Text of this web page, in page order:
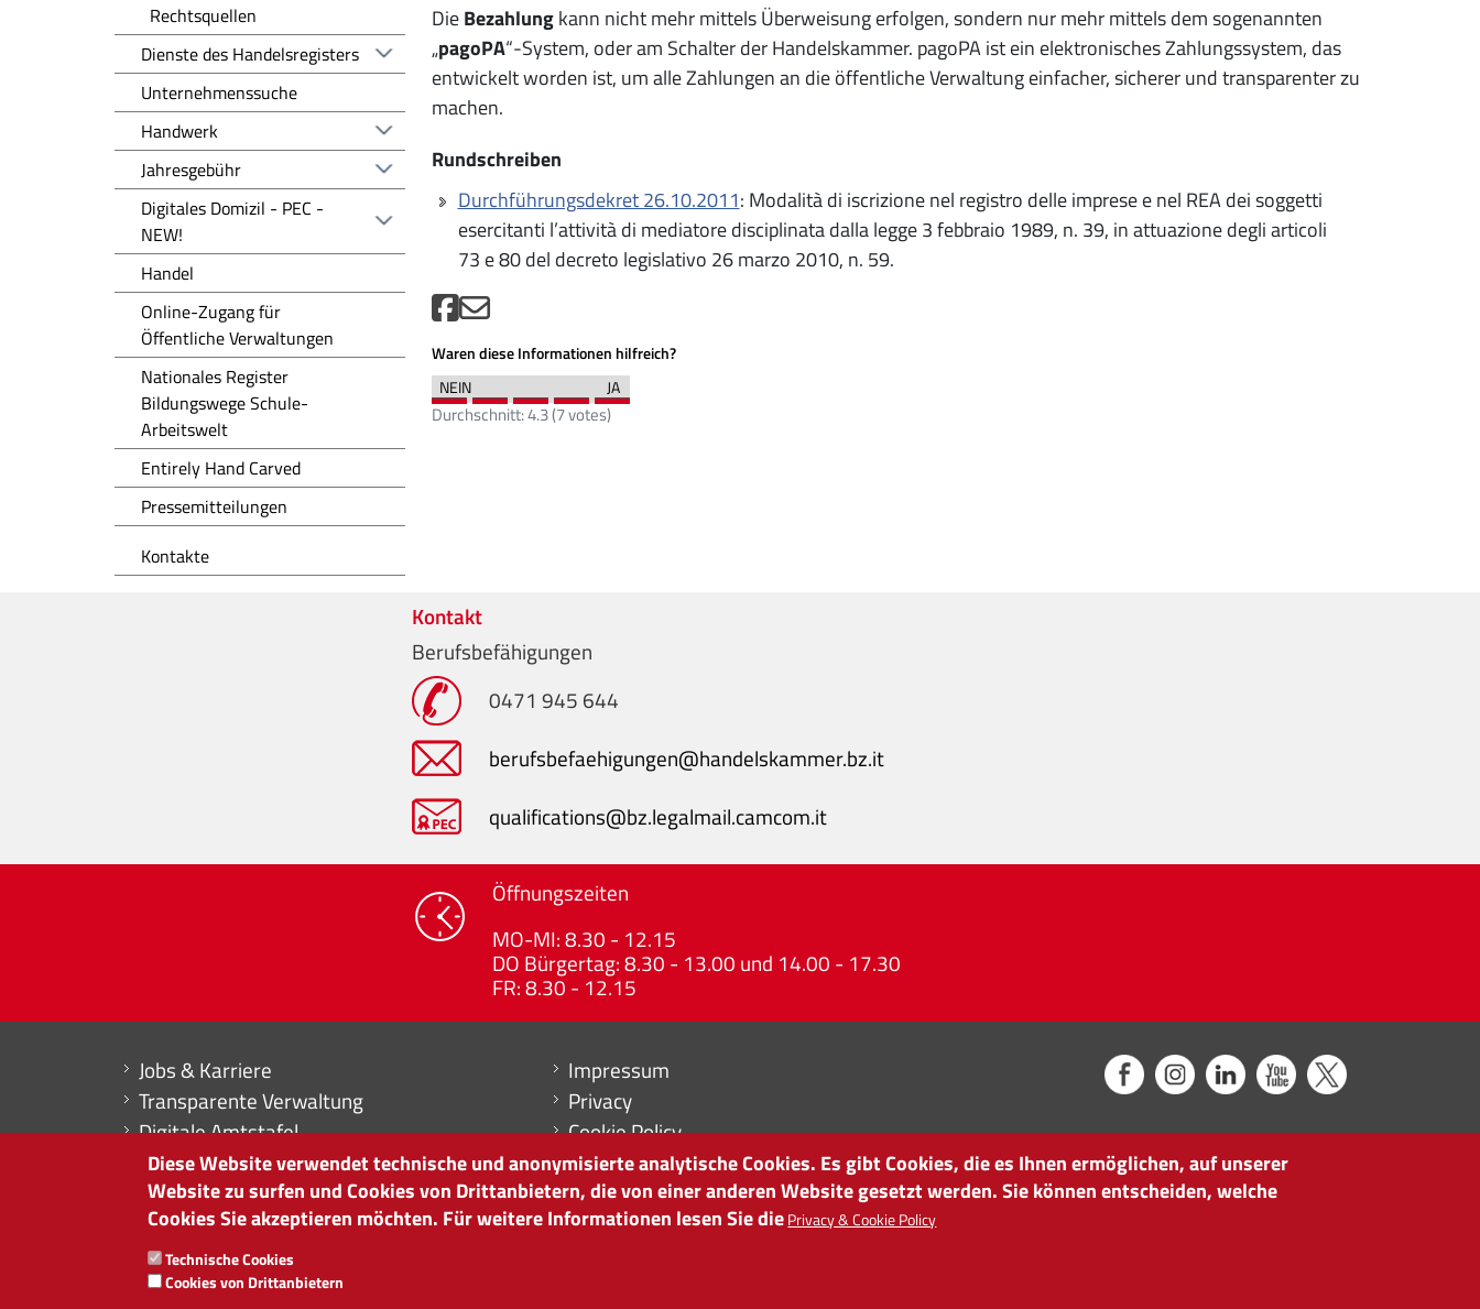
DieBezahlungkann nicht mehr mittels Überweisung erfolgen, sondern nur mehr mittels dem sogenannten
„pagoPA“-System, oder am Schalter der Handelskammer. pagoPA ist ein elektronisches Zahlungssystem, das
entwickelt worden ist, um alle Zahlungen an die öffentliche Verwaltung einfacher, sicherer und transparenter zu
machen.
Rundschreiben
Durchführungsdekret 26.10.2011: Modalità di iscrizione nel registro delle imprese e nel REA dei soggetti
esercitanti l’attività di mediatore disciplinata dalla legge 3 febbraio 1989, n. 39, in attuazione degli articoli
73 e 80 del decreto legislativo 26 marzo 2010, n. 59.
Waren diese Informationen hilfreich?
Durchschnitt:4.3(7votes)
Rechtsquellen
Dienste des Handelsregisters
Unternehmenssuche
Handwerk
Jahresgebühr
Digitales Domizil - PEC -
NEW!
Handel
Online-Zugang für
Öffentliche Verwaltungen
Nationales Register
Bildungswege Schule-
Arbeitswelt
Entirely Hand Carved
Pressemitteilungen
Kontakte
Kontakt
Berufsbefähigungen
0471 945 644
berufsbefaehigungen@handelskammer.bz.it
qualifications@bz.legalmail.camcom.it
Öffnungszeiten
MO-MI: 8.30 - 12.15
DO Bürgertag: 8.30 - 13.00 und 14.00 - 17.30
FR: 8.30 - 12.15
Mini menu di servizio
Jobs & Karriere
Transparente Verwaltung
Digitale Amtstafel
Erklärung zur Barrierefreiheit
Buchhaltung
Menu footer
Impressum
Privacy
Cookie Policy
Sitemap
Cookie-Einstellungen
HANDELSKAMMER BOZEN
Südtiroler Straße 60 | I-39100 Bozen
Diese Website verwendet technische und anonymisierte analytische Cookies. Es gibt Cookies, die es Ihnen ermöglichen, auf unserer
Website zu surfen und Cookies von Drittanbietern, die von einer anderen Website gesetzt werden. Sie können entscheiden, welche
Cookies Sie akzeptieren möchten. Für weitere Informationen lesen Sie diePrivacy & Cookie Policy
Technische Cookies
Cookies von Drittanbietern